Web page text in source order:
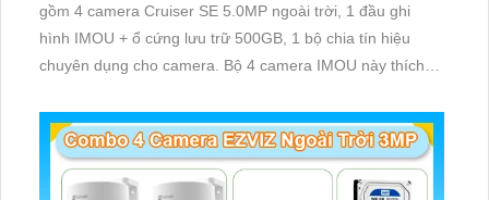
gồm 4 camera Cruiser SE 5.0MP ngoài trời, 1 đầu ghi
hình IMOU + ổ cứng lưu trữ 500GB, 1 bộ chia tín hiệu
chuyên dụng cho camera. Bộ 4 camera IMOU này thích
cần giám sát ngoài trời